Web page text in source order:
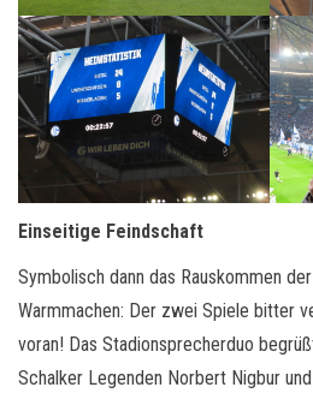
Einseitige Feindschaft
Symbolisch dann das Rauskommen
Warmmachen: Der zwei Spiele bitter
voran! Das Stadionsprecherduo
Schalker Legenden Norbert Nigbur